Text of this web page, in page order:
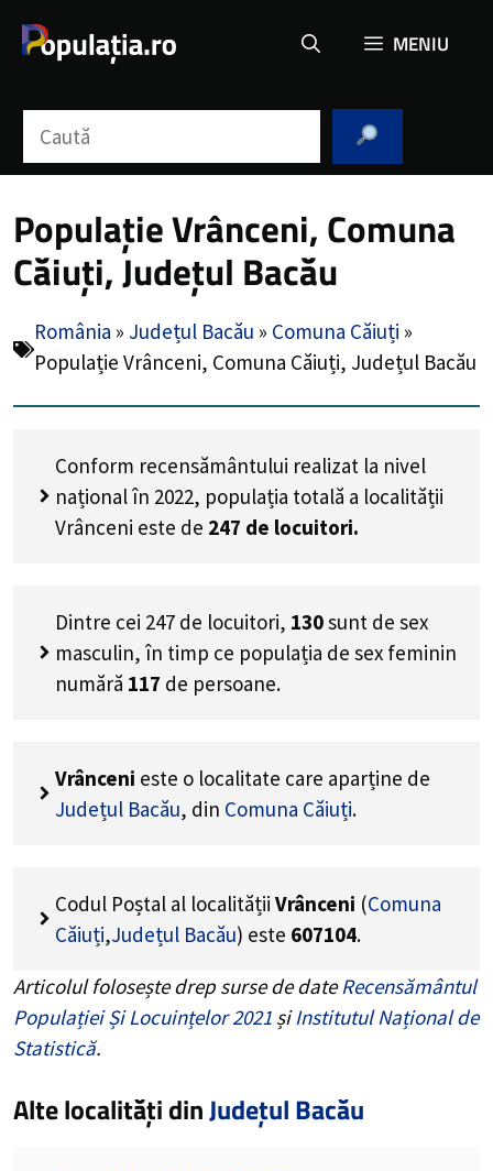
MENIU
Populație Vrânceni, Comuna
Căiuți, Județul Bacău
România » Județul Bacău » Comuna Căiuți »
Populație Vrânceni, Comuna Căiuți, Județul Bacău
Conform recensământului realizat la nivel
național în 2022, populația totală a localității
Vrânceni este de 247 de locuitori.
Dintre cei 247 de locuitori, 130sunt de sex
masculin, în timp ce populația de sex feminin
numără 117 de persoane.
Vrânceni este o localitate care aparține de
Județul Bacău, din Comuna Căiuți.
Codul Poștal al localității Vrânceni (Comuna
Căiuți,Județul Bacău) este 607104.
Articolul folosește drep surse de dateRecensământul
Populației Și Locuințelor 2021 șiInstitutul Național de
Statistică.
Alte localități dinJudețul Bacău